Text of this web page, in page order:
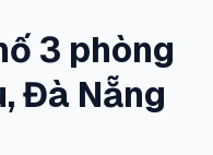
3 phòng
Đà Nẵng